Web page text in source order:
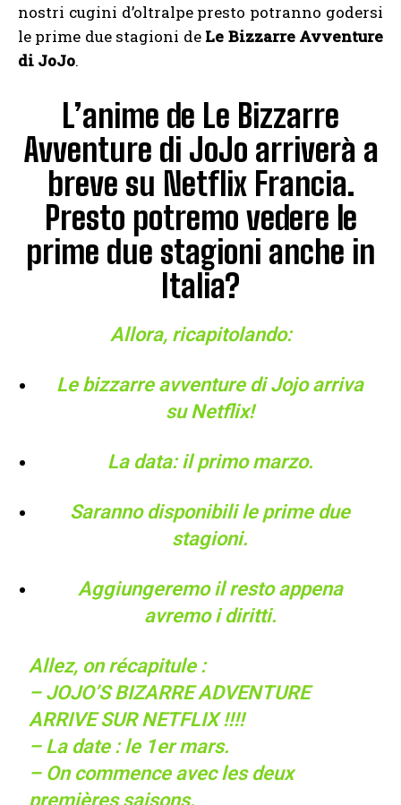
nostri cugini d’oltralpe presto potranno godersi
le prime due stagioni de Le Bizzarre Avventure
di JoJo.
L’anime de Le Bizzarre
Avventure di JoJo arriverà a
breve su Netflix Francia.
Presto potremo vedere le
prime due stagioni anche in
Italia?
Allora, ricapitolando:
Le bizzarre avventure di Jojo arriva
su Netflix!
La data: il primo marzo.
Saranno disponibili le prime due
stagioni.
Aggiungeremo il resto appena
avremo i diritti.
Allez, on récapitule :
– JOJO’S BIZARRE ADVENTURE
ARRIVE SUR NETFLIX !!!!
– La date : le 1er mars.
– On commence avec les deux
premières saisons.